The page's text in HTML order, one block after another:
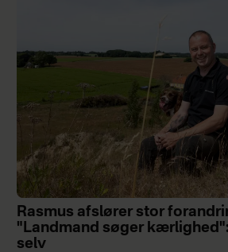
Rasmus afslører stor
"Landmand søger
selv